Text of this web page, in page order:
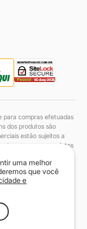
uma melhor
que você
e
para compras efetuadas
dos produtos são
estão sujeitos a
para os produtos
os direitos reservados.